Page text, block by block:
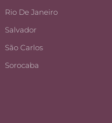
Rio De Janeiro
Salvador
São Carlos
Sorocaba